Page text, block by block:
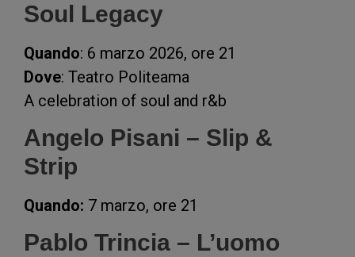
Soul Legacy
Quando: 6 marzo 2026, ore 21
Dove: Teatro Politeama
A celebration of soul and r&b
Angelo Pisani – Slip &
Strip
Quando: 7 marzo, ore 21
Pablo Trincia – L’uomo